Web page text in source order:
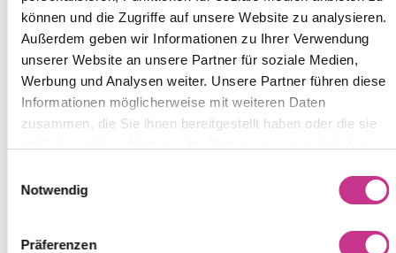
können und die Zugriffe auf unsere Website zu analysieren.
Außerdem geben wir Informationen zu Ihrer Verwendung
unserer Website an unsere Partner für soziale Medien,
Werbung und Analysen weiter. Unsere Partner führen diese
Informationen möglicherweise mit weiteren Daten
zusammen, die Sie ihnen bereitgestellt haben oder die sie
Notwendig
Präferenzen
FORMASS
EMBLY
ncara.tfafo
rms.net
Dient der
Implementierung
und Pflege der
Formulareinstellung
en auf der Website.
Sitzung
rc::a Google
Dieser Cookie wird
verwendet, um
Beständ
ig